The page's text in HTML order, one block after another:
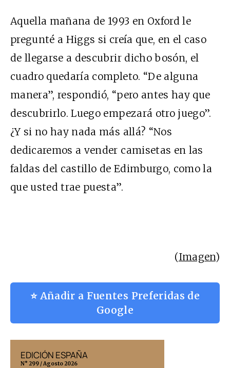
Aquella mañana de 1993 en Oxford le
pregunté a Higgs si creía que, en el caso
de llegarse a descubrir dicho bosón, el
cuadro quedaría completo. “De alguna
manera”, respondió, “pero antes hay que
descubrirlo. Luego empezará otro juego”.
¿Y si no hay nada más allá? “Nos
dedicaremos a vender camisetas en las
faldas del castillo de Edimburgo, como la
que usted trae puesta”.
(Imagen)
⭐ Añadir a Fuentes Preferidas de
Google
EDICIÓN ESPAÑA
N° 299 / Agosto 2026